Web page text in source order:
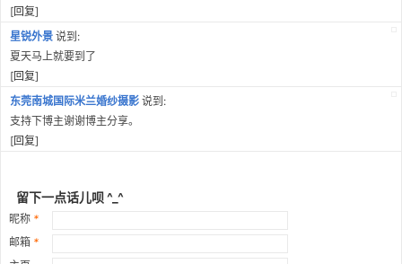
[回复]
星锐外景 说到:
夏天马上就要到了
[回复]
东莞南城国际米兰婚纱摄影 说到:
支持下博主谢谢博主分享。
[回复]
留下一点话儿呗 ^_^
昵称 *
邮箱 *